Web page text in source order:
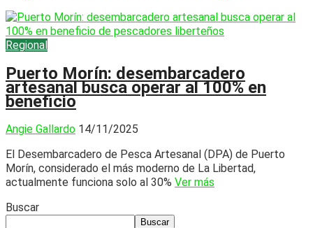
Regional
Puerto Morín: desembarcadero
artesanal busca operar al 100% en
beneficio
Angie Gallardo 14/11/2025
El Desembarcadero de Pesca Artesanal (DPA) de Puerto
Morín, considerado el más moderno de La Libertad,
actualmente funciona solo al 30% Ver más
Buscar
Buscar